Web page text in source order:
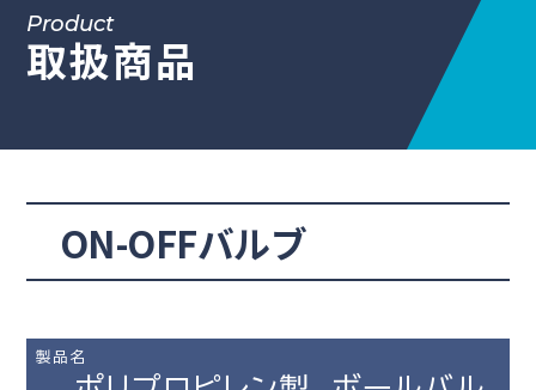
Product
取扱商品
ON-OFFバルブ
製品名